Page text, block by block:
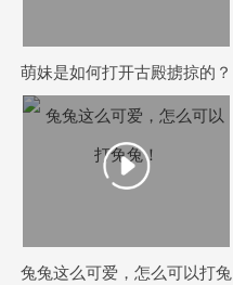
萌妹是如何打开古殿掳掠的？
兔兔这么可爱，怎么可以打兔